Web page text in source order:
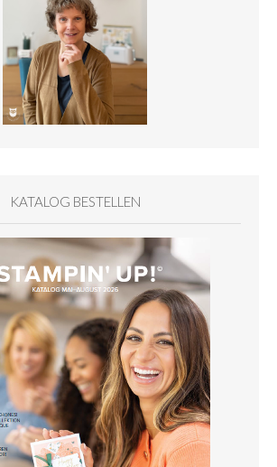
KATALOG BESTELLEN